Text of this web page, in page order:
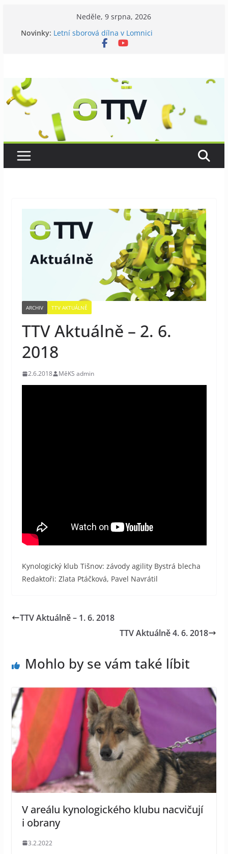
Neděle, 9 srpna, 2026
Novinky: Galerii vládne Ticho Petra Nikla
Letní sborová dílna v Lomnici
Chovatelé si připomněli 120 let své existence
ARCHIV TTV AKTUÁLNĚ
TTV Aktuálně – 2. 6.
2018
2.6.2018 MěKS admin
Kynologický klub Tišnov: závody agility Bystrá blecha
Redaktoři: Zlata Ptáčková, Pavel Navrátil
TTV Aktuálně – 1. 6. 2018
TTV Aktuálně 4. 6. 2018
Mohlo by se vám také líbit
V areálu kynologického klubu nacvičují
i obrany
3.2.2022